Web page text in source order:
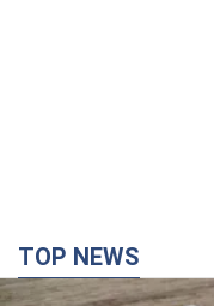
TOP NEWS